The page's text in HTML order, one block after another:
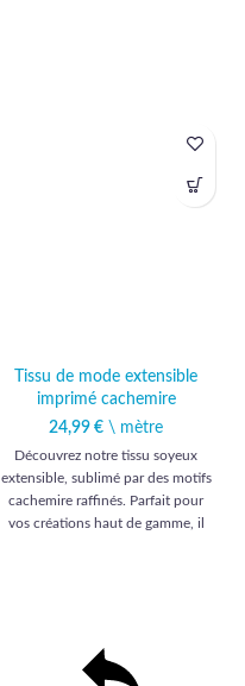
Tissu de mode extensible
imprimé cachemire
24,99 € \ mètre
Découvrez notre tissu soyeux
extensible, sublimé par des motifs
cachemire raffinés. Parfait pour
vos créations haut de gamme, il